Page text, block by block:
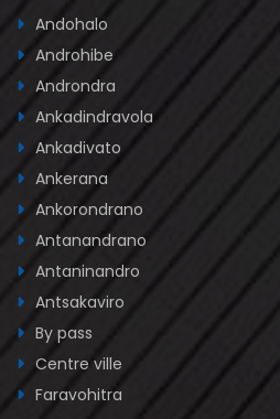
Andohalo
Androhibe
Androndra
Ankadindravola
Ankadivato
Ankerana
Ankorondrano
Antanandrano
Antaninandro
Antsakaviro
By pass
Centre ville
Faravohitra